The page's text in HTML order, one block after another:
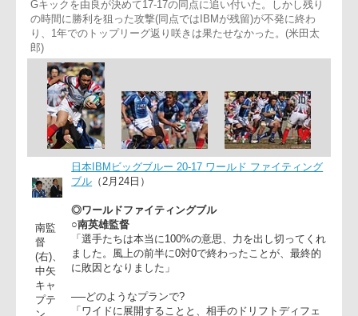
上がった由良も素晴らしいプレーを見せ、16分には自陣22m内
からの好ブレイクが途中出場CTBヴァカのトライに繋がった。
ワールドは31分にも自陣からIBMのタックルミスを突いて左へ
ワイドに展開、最後はWTB沼田が左隅に飛び込み、その難し
Gキックを由良が決めて17-17の同点に追い付いた。しかし残
の時間に勝利を狙った攻撃(同点ではIBMが残留)が不発に終わ
り、1年でのトップリーグ返り咲きは果たせなかった。(米田太
郎)
日本IBMビッグブルー 20-17 ワールド ファイティン
ブル（2月24日）
◎ワールドファイティングブル